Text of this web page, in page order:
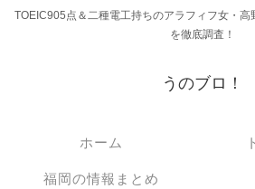
TOEIC905点＆二種電工持ちのアラフィフ女・
を徹底調査！
うのブロ！
ホーム
福岡の情報まとめ